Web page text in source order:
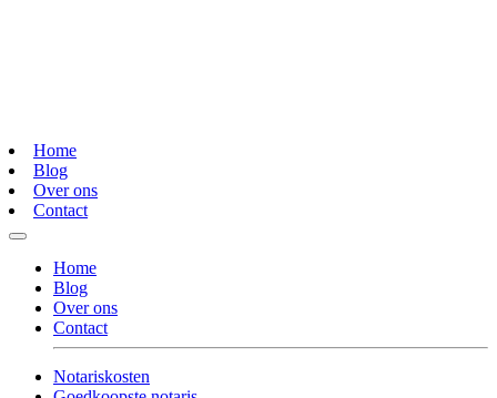
Home
Blog
Over ons
Contact
Home
Blog
Over ons
Contact
Notariskosten